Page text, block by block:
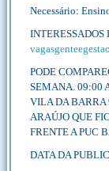
Necessário:
PODE
SEMANA. 09:00
VILA DA BARRA
ARAÚJO QUE
FRENTE A PUC
DATA DA